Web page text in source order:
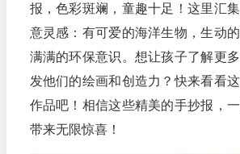
报，色彩斑斓，童趣十足！这里汇
意灵感：有可爱的海洋生物，生动
满满的环保意识。想让孩子了解更
发他们的绘画和创造力？快来看看
作品吧！相信这些精美的手抄报，
带来无限惊喜！